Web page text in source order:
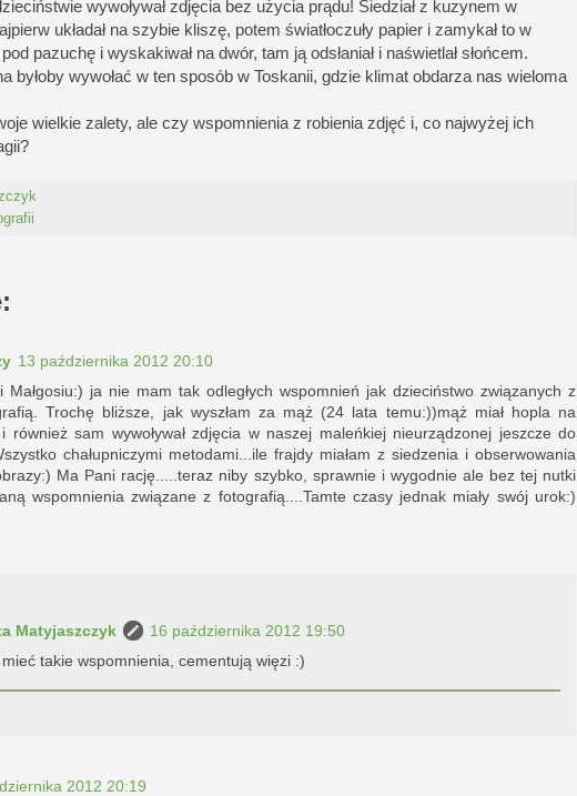
wywoływał zdjęcia bez użycia prądu! Siedział z kuzynem w
układał na szybie kliszę, potem światłoczuły papier i zamykał to w
pazuchę i wyskakiwał na dwór, tam ją odsłaniał i naświetlał słońcem.
byłoby wywołać w ten sposób w Toskanii, gdzie klimat obdarza nas wieloma
wielkie zalety, ale czy wspomnienia z robienia zdjęć i, co najwyżej ich
13 października 2012 20:10
Małgosiu:) ja nie mam tak odległych wspomnień jak dzieciństwo związanych z
Trochę bliższe, jak wyszłam za mąż (24 lata temu:))mąż miał hopla na
również sam wywoływał zdjęcia w naszej maleńkiej nieurządzonej jeszcze do
chałupniczymi metodami...ile frajdy miałam z siedzenia i obserwowania
Ma Pani rację.....teraz niby szybko, sprawnie i wygodnie ale bez tej nutki
wspomnienia związane z fotografią....Tamte czasy jednak miały swój urok:)
Matyjaszczyk
16 października 2012 19:50
takie wspomnienia, cementują więzi :)
2012 20:19